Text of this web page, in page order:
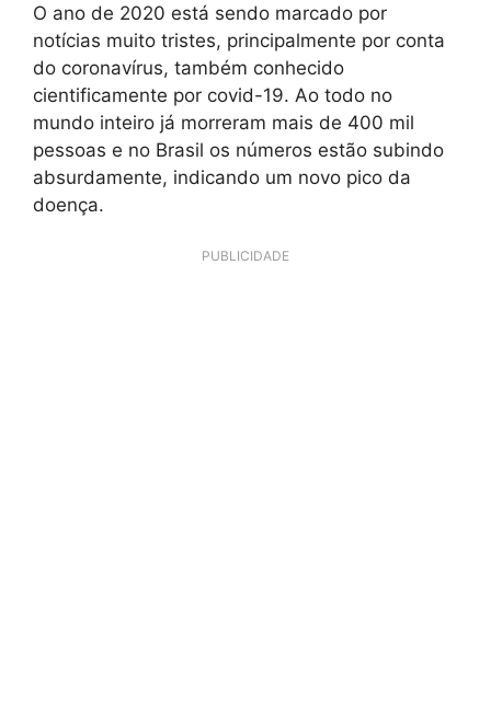
O ano de 2020 está sendo marcado por
notícias muito tristes, principalmente por conta
do coronavírus, também conhecido
cientificamente por covid-19. Ao todo no
mundo inteiro já morreram mais de 400 mil
pessoas e no Brasil os números estão subindo
absurdamente, indicando um novo pico da
doença.
PUBLICIDADE